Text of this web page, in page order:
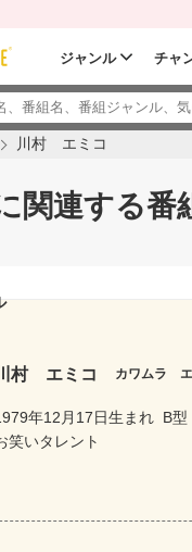
ジャンル チャ
川村 エミコ
連する番
村 エミコ カワムラ
年12月17日生まれ B型
笑いタレント